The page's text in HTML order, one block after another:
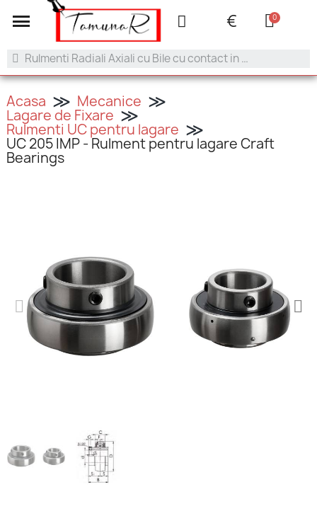
+40 753.042.505 contact@tamunar.ro
€
Acasa Mecanice
Lagare de Fixare
Rulmenti UC pentru lagare
UC 205 IMP - Rulment pentru lagare Craft
Bearings